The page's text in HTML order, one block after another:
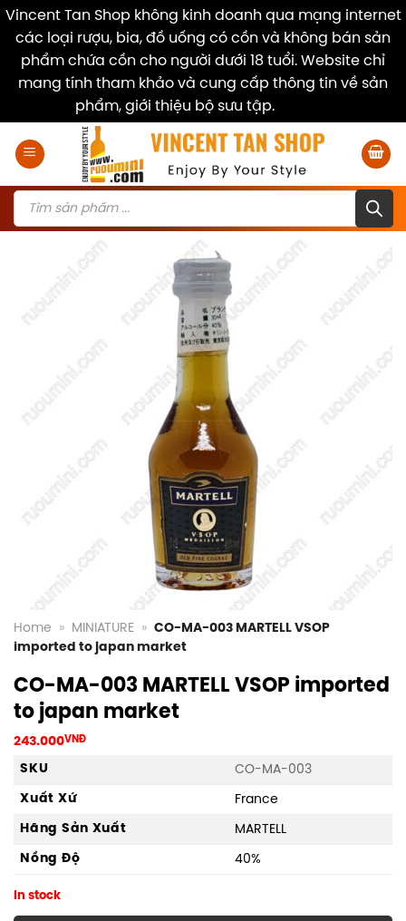
Vincent Tan Shop không kinh doanh qua mạng internet
các loại rượu, bia, đồ uống có cồn và không bán sản
phẩm chứa cồn cho người dưới 18 tuổi. Website chỉ
mang tính tham khảo và cung cấp thông tin về sản
phẩm, giới thiệu bộ sưu tập.
Products
search
Home » MINIATURE » CO-MA-003 MARTELL VSOP
imported to japan market
CO-MA-003 MARTELL VSOP imported
to japan market
243.000VNĐ
SKU
CO-MA-003
Xuất Xứ
France
Hãng Sản Xuất
MARTELL
Nồng Độ
40%
In stock